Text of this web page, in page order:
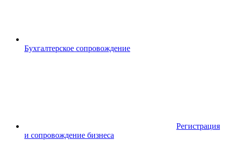
Бухгалтерское сопровождение
Регистрация
и сопровождение бизнеса